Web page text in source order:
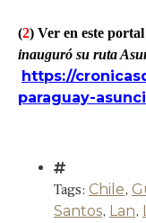
(2) Ver en este
inauguró su ruta
https://
paraguay-
Tags: Chile,
Santos, Lan,